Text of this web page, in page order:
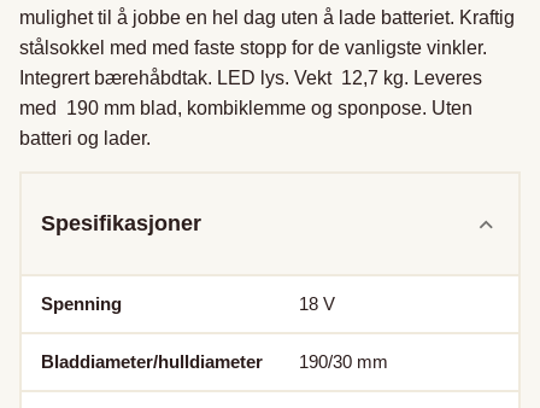
mulighet til å jobbe en hel dag uten å lade batteriet. Kraftig
stålsokkel med med faste stopp for de vanligste vinkler.
Integrert bærehåbdtak. LED lys. Vekt  12,7 kg. Leveres
med  190 mm blad, kombiklemme og sponpose. Uten
batteri og lader.
Spesifikasjoner
Spenning 18 V
Bladdiameter/hulldiameter 190/30 mm